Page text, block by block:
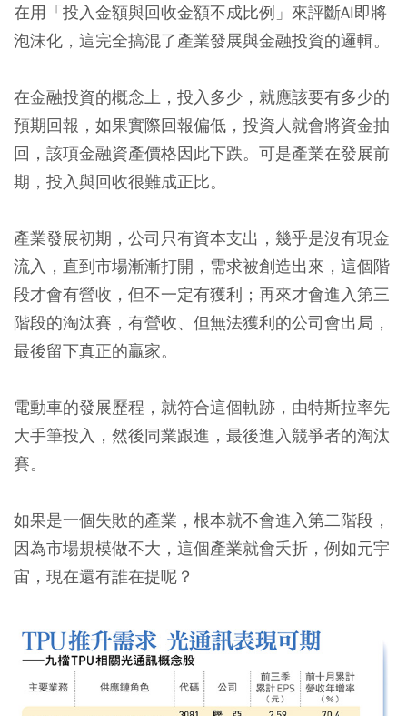
在用「投入金額與回收金額不成比例」來評斷AI即將
泡沫化，這完全搞混了產業發展與金融投資的邏輯。
在金融投資的概念上，投入多少，就應該要有多少的
預期回報，如果實際回報偏低，投資人就會將資金抽
回，該項金融資產價格因此下跌。可是產業在發展前
期，投入與回收很難成正比。
產業發展初期，公司只有資本支出，幾乎是沒有現金
流入，直到市場漸漸打開，需求被創造出來，這個階
段才會有營收，但不一定有獲利；再來才會進入第三
階段的淘汰賽，有營收、但無法獲利的公司會出局，
最後留下真正的贏家。
電動車的發展歷程，就符合這個軌跡，由特斯拉率先
大手筆投入，然後同業跟進，最後進入競爭者的淘汰
賽。
如果是一個失敗的產業，根本就不會進入第二階段，
因為市場規模做不大，這個產業就會夭折，例如元宇
宙，現在還有誰在提呢？